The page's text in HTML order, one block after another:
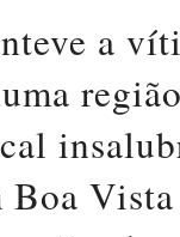
a
Boa